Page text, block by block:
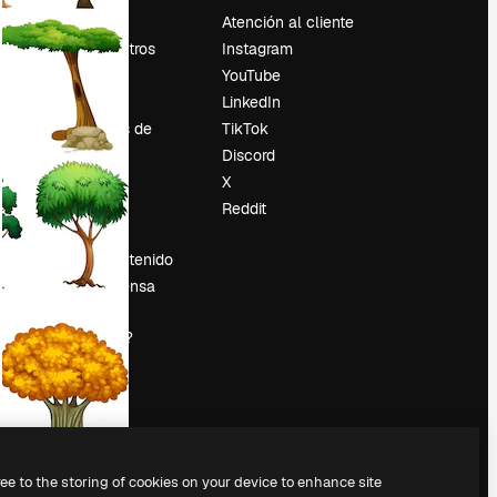
Precios
Sobre nosotros
Reviews
Empleo
Tendencias de
búsqueda
Blog
Eventos
Slidesgo
Vender contenido
Sala de prensa
magnific.ai?
Atención al cliente
Instagram
YouTube
LinkedIn
TikTok
Discord
X
Reddit
to the storing of cookies on your device to enhance site